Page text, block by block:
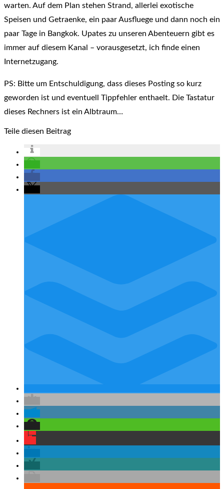
warten. Auf dem Plan stehen Strand, allerlei exotische
Speisen und Getraenke, ein paar Ausfluege und dann noch ein
paar Tage in Bangkok. Upates zu unseren Abenteuern gibt es
immer auf diesem Kanal – vorausgesetzt, ich finde einen
Internetzugang.
PS: Bitte um Entschuldigung, dass dieses Posting so kurz
geworden ist und eventuell Tippfehler enthaelt. Die Tastatur
dieses Rechners ist ein Albtraum…
Teile diesen Beitrag